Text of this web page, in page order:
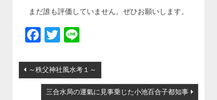
まだ誰も評価していません。ぜひお願いします。
Facebook
Twitter
投稿ナビゲーション
～秩父神社風水考１～
三合水局の運氣に見事乗じた小池百合子都知事